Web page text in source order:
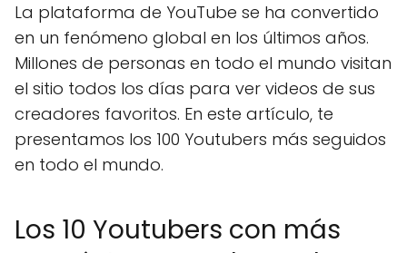
La plataforma de YouTube se ha convertido
en un fenómeno global en los últimos años.
Millones de personas en todo el mundo visitan
el sitio todos los días para ver videos de sus
creadores favoritos. En este artículo, te
presentamos los 100 Youtubers más seguidos
en todo el mundo.
Los 10 Youtubers con más